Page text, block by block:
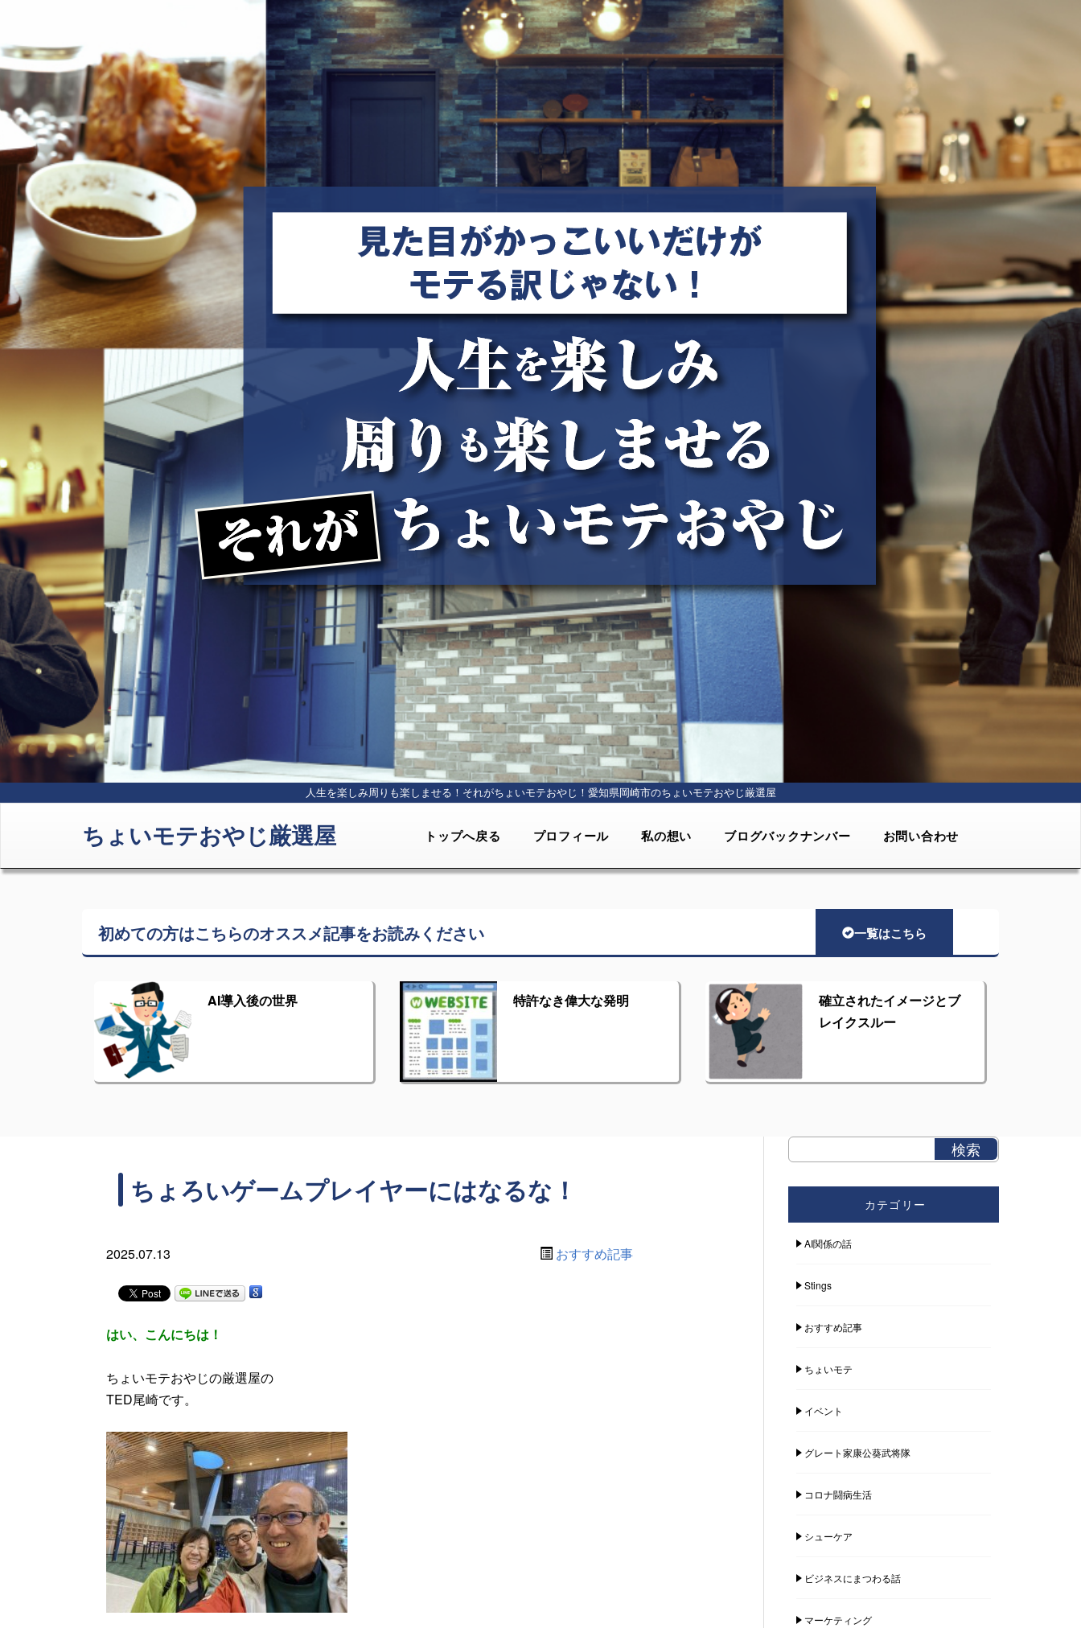
人生を楽しみ周りも楽しませる！それがちょいモテおやじ！ 愛知県岡崎市のちょいモテおやじ厳選屋
ちょいモテおやじ厳選屋 トップへ戻る プロフィール 私の想い ブログバックナンバー お問い合わせ
初めての方はこちらのオススメ記事をお読みください 一覧はこちら
AI導入後の世界 特許なき偉大な発明
確立されたイメージとブ
レイクスルー
ちょろいゲームプレイヤーにはなるな！
2025.07.13 おすすめ記事
はい、こんにちは！
ちょいモテおやじの厳選屋の
TED尾崎です。
カテゴリー
AI関係の話
Stings
おすすめ記事
ちょいモテ
イベント
グレート家康公葵武将隊
コロナ闘病生活
シューケア
ビジネスにまつわる話
マーケティング